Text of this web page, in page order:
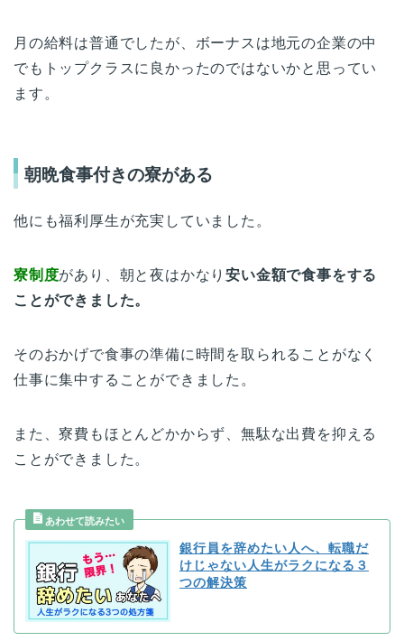
月の給料は普通でしたが、ボーナスは地元の企業の中
でもトップクラスに良かったのではないかと思ってい
ます。
朝晩食事付きの寮がある
他にも福利厚生が充実していました。
寮制度があり、朝と夜はかなり安い金額で食事をする
ことができました。
そのおかげで食事の準備に時間を取られることがなく
仕事に集中することができました。
また、寮費もほとんどかからず、無駄な出費を抑える
ことができました。
銀行員を辞めたい人へ、転職だ
けじゃない人生がラクになる３
つの解決策